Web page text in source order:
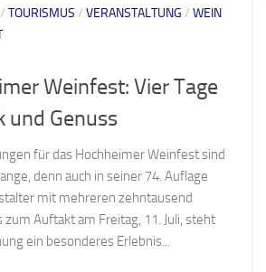
TOURISMUS / VERANSTALTUNG / WEIN
Weinfest: Vier Tage
und Genuss
für das Hochheimer Weinfest sind
denn auch in seiner 74. Auflage
mit mehreren zehntausend
zum Auftakt am Freitag, 11. Juli, steht
ein besonderes Erlebnis...